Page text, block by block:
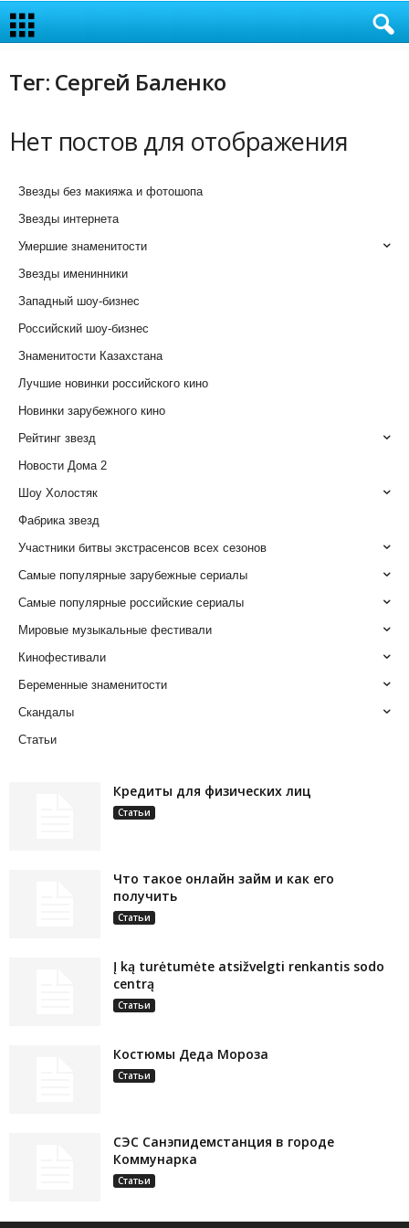
Тег: Сергей Баленко
Нет постов для отображения
Звезды без макияжа и фотошопа
Звезды интернета
Умершие знаменитости
Звезды именинники
Западный шоу-бизнес
Российский шоу-бизнес
Знаменитости Казахстана
Лучшие новинки российского кино
Новинки зарубежного кино
Рейтинг звезд
Новости Дома 2
Шоу Холостяк
Фабрика звезд
Участники битвы экстрасенсов всех сезонов
Самые популярные зарубежные сериалы
Самые популярные российские сериалы
Мировые музыкальные фестивали
Кинофестивали
Беременные знаменитости
Скандалы
Статьи
Кредиты для физических лиц
Статьи
Что такое онлайн займ и как его
получить
Статьи
Į ką turėtumėte atsižvelgti renkantis sodo
centrą
Статьи
Костюмы Деда Мороза
Статьи
СЭС Санэпидемстанция в городе
Коммунарка
Статьи